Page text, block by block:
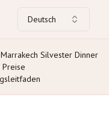
Deutsch
Silvester Dinner